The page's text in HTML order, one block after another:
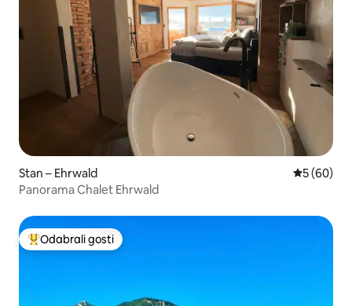
Stan – Ehrwald Prosječna
5 (60)
Panorama Chalet Ehrwald
Među najviše rangiranima s oznakom „Odabrali gosti”
Odabrali gosti